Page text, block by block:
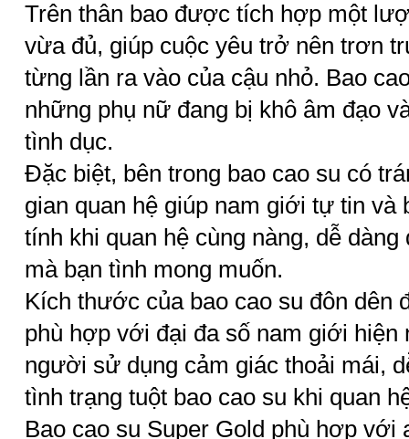
Trên thân bao được tích hợp một
vừa đủ, giúp cuộc yêu trở nên trơn
từng lần ra vào của cậu nhỏ. Bao
những phụ nữ đang bị khô âm đạo
tình dục.
Đặc biệt, bên trong bao cao su có
gian quan hệ giúp nam giới tự tin và
tính khi quan hệ cùng nàng, dễ
mà bạn tình mong muốn.
Kích thước của bao cao su đôn dên
phù hợp với đại đa số nam giới hiện
người sử dụng cảm giác thoải mái,
tình trạng tuột bao cao su khi quan
Bao cao su Super Gold phù hợp với